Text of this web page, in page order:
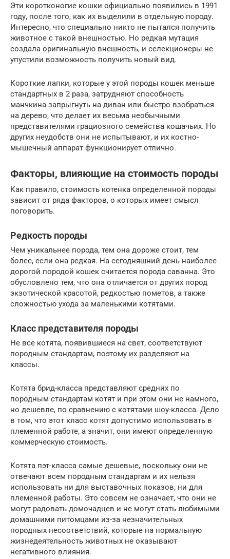
Эти коротконогие кошки официально появились в 1991
году, после того, как их выделили в отдельную породу.
Интересно, что специально никто не пытался получить
животное с такой внешностью. Но редкая мутация
создала оригинальную внешность, и селекционеры не
упустили возможность получить новый вид.
Короткие лапки, которые у этой породы кошек меньше
стандартных в 2 раза, затрудняют способность
манчкина запрыгнуть на диван или быстро взобраться
на дерево, что делает их весьма необычными
представителями грациозного семейства кошачьих. Но
других неудобств они не испытывают, и их костно-
мышечный аппарат функционирует отлично.
Факторы, влияющие на стоимость породы
Как правило, стоимость котенка определенной породы
зависит от ряда факторов, о которых имеет смысл
поговорить.
Редкость породы
Чем уникальнее порода, тем она дороже стоит, тем
более, если она редкая. На сегодняшний день наиболее
дорогой породой кошек считается порода саванна. Это
обусловлено тем, что она отличается от других пород
экзотической красотой, редкостью пометов, а также
сложностью ухода за маленькими котятами.
Класс представителя породы
Не все котята, появившиеся на свет, соответствуют
породным стандартам, поэтому их разделяют на
классы.
Котята брид-класса представляют средних по
породным стандартам котят и при этом они не намного,
но дешевле, по сравнению с котятами шоу-класса. Дело
в том, что этот класс котят допустимо использовать в
племенной работе, а значит, они имеют определенную
коммерческую стоимость.
Котята пэт-класса самые дешевые, поскольку они не
отвечают всем породным стандартам и их нельзя
использовать ни для выставочных показов, ни для
племенной работы. Это совсем не означает, что они не
могут радовать домочадцев и не могут стать любимыми
домашними питомцами из-за незначительных
породных несоответствий, которые на нормальную
жизнедеятельность животных не оказывают
негативного влияния.